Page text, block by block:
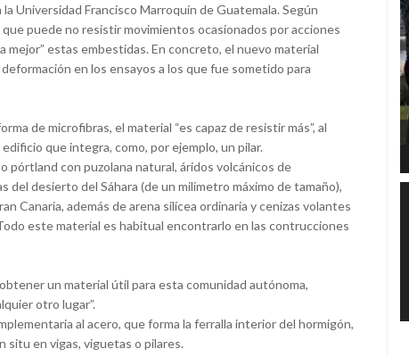
Universidad Francisco Marroquín de Guatemala. Según
puede no resistir movimientos ocasionados por acciones
estas embestidas. En concreto, el nuevo material
en los ensayos a los que fue sometido para
de microfibras, el material “es capaz de resistir más”, al
que integra, como, por ejemplo, un pilar.
pórtland con puzolana natural, áridos volcánicos de
desierto del Sáhara (de un milímetro máximo de tamaño),
Canaria, además de arena silícea ordinaria y cenizas volantes
este material es habitual encontrarlo en las contrucciones
un material útil para esta comunidad autónoma,
otro lugar”.
al acero, que forma la ferralla interior del hormigón,
situ en vigas, viguetas o pilares.